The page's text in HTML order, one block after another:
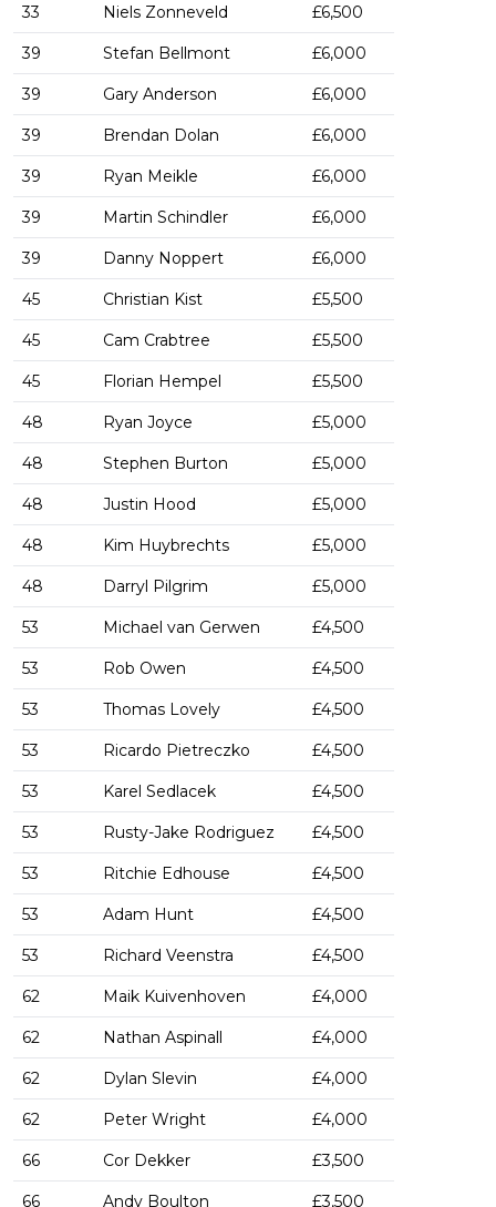
33 Niels Zonneveld £6,500
39 Stefan Bellmont £6,000
39 Gary Anderson £6,000
39 Brendan Dolan £6,000
39 Ryan Meikle £6,000
39 Martin Schindler £6,000
39 Danny Noppert £6,000
45 Christian Kist £5,500
45 Cam Crabtree £5,500
45 Florian Hempel £5,500
48 Ryan Joyce £5,000
48 Stephen Burton £5,000
48 Justin Hood £5,000
48 Kim Huybrechts £5,000
48 Darryl Pilgrim £5,000
53 Michael van Gerwen £4,500
53 Rob Owen £4,500
53 Thomas Lovely £4,500
53 Ricardo Pietreczko £4,500
53 Karel Sedlacek £4,500
53 Rusty-Jake Rodriguez £4,500
53 Ritchie Edhouse £4,500
53 Adam Hunt £4,500
53 Richard Veenstra £4,500
62 Maik Kuivenhoven £4,000
62 Nathan Aspinall £4,000
62 Dylan Slevin £4,000
62 Peter Wright £4,000
66 Cor Dekker £3,500
66 Andy Boulton £3,500